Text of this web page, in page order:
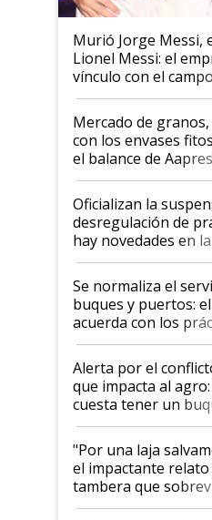
Murió Jorge Messi,
Lionel Messi: el
vínculo con el campo
Mercado de
con los envases
el balance de
Posta
Oficializan la
desregulación de
hay novedades en la
la hidrovía
Se normaliza el
buques y puertos:
acuerda con los
suspende el
desregulación
Alerta por el
que impacta al
cuesta tener un
y el peligro de que
pase a ser "país
"Por una laja
el impactante relato
tambera que
tornado